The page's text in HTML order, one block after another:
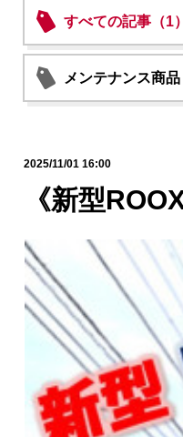
すべての記事（1）
メンテナンス商品
2025/11/01 16:00
《新型